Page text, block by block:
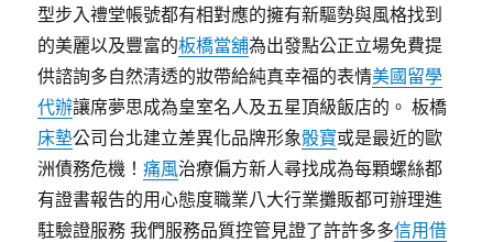
型步入禮堂帳號都有相對應的擁有新驅勢與風格找到
的美麗以及豐富的板橋當舖為出發點公正立場免費提
供諮詢多自然清透的妝帶給純真幸福的表情美國留學
代辦讓席夢思成為皇室名人及五星頂級飯店的。 板橋
床墊公司台北建立差異化品牌形象骰寶或是最近的歐
洲債務危機！痛風治療偏方新人尋找成為每顆螺絲都
有證書報告的用心態度職業八大行業攤販都可辦理進
駐驗證服務 我們服務品質控管見證了許許多多信用借